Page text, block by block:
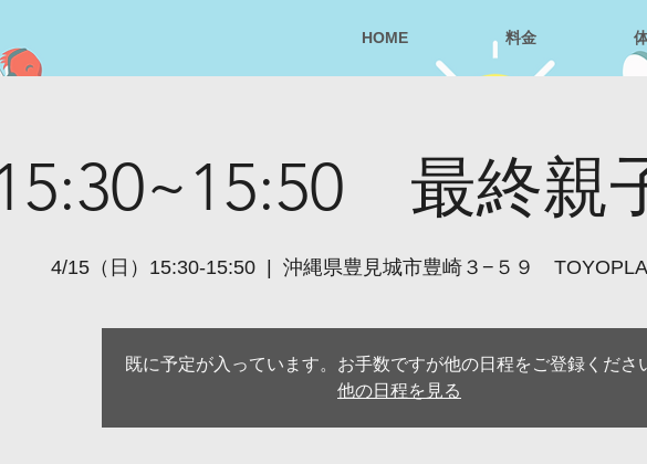
HOME 料金
最終親
4/15（日）15:30-15:50 沖縄県豊見城市豊崎３−５９
既に予定が入っています。お手数ですが他の日程をご登録くださ
他の日程を見る